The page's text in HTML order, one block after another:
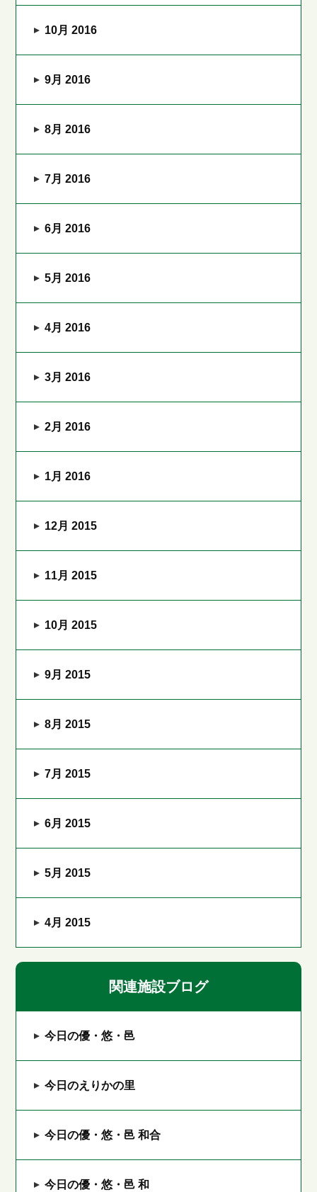
10月 2016
9月 2016
8月 2016
7月 2016
6月 2016
5月 2016
4月 2016
3月 2016
2月 2016
1月 2016
12月 2015
11月 2015
10月 2015
9月 2015
8月 2015
7月 2015
6月 2015
5月 2015
4月 2015
関連施設ブログ
今日の優・悠・邑
今日のえりかの里
今日の優・悠・邑 和合
今日の優・悠・邑 和